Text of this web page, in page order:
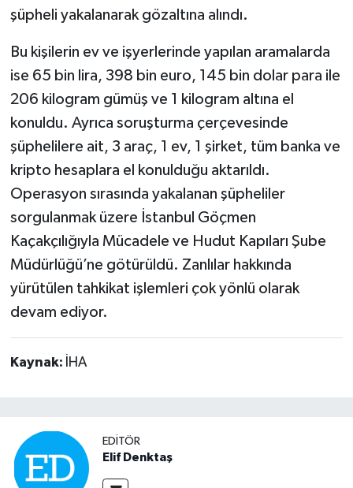
şüpheli yakalanarak gözaltına alındı.
Bu kişilerin ev ve işyerlerinde yapılan aramalarda
ise 65 bin lira, 398 bin euro, 145 bin dolar para ile
206 kilogram gümüş ve 1 kilogram altına el
konuldu. Ayrıca soruşturma çerçevesinde
şüphelilere ait, 3 araç, 1 ev, 1 şirket, tüm banka ve
kripto hesaplara el konulduğu aktarıldı.
Operasyon sırasında yakalanan şüpheliler
sorgulanmak üzere İstanbul Göçmen
Kaçakçılığıyla Mücadele ve Hudut Kapıları Şube
Müdürlüğü’ne götürüldü. Zanlılar hakkında
yürütülen tahkikat işlemleri çok yönlü olarak
devam ediyor.
Kaynak: İHA
EDITÖR
Elif Denktaş